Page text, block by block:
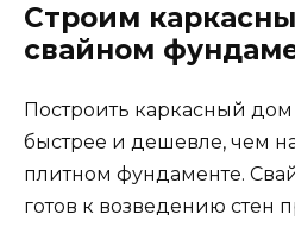
Строим
свайном
Построить каркасный
быстрее и дешевле, чем
плитном фундаменте.
готов к возведению стен